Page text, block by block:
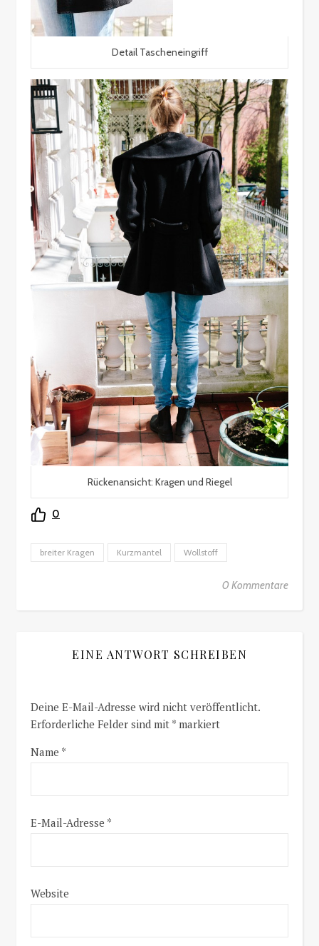
Detail Tascheneingriff
Rückenansicht: Kragen und Riegel
0
breiter Kragen Kurzmantel Wollstoff
0 Kommentare
EINE ANTWORT SCHREIBEN
Deine E-Mail-Adresse wird nicht veröffentlicht.
Erforderliche Felder sind mit * markiert
Name *
E-Mail-Adresse *
Website